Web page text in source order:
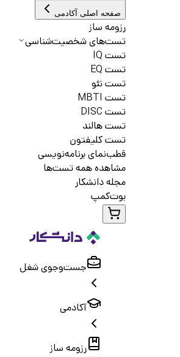
صفحه اصلی آکادمی
رزومه ساز
تست‌های شخصیت‌شناسی
تست IQ
تست EQ
تست نئو
تست MBTI
تست DISC
تست هالند
تست کلیفتون
قطب‌نمای برنامه‌نویسی
مشاهده همه تست‌ها
مجله دانشکار
بوت‌کمپ
جست‌و‌جوی شغل
آکادمی
رزومه ساز